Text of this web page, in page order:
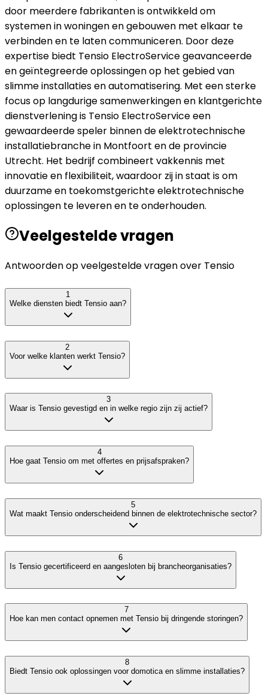
door meerdere fabrikanten is ontwikkeld om
systemen in woningen en gebouwen met elkaar te
verbinden en te laten communiceren. Door deze
expertise biedt Tensio ElectroService geavanceerde
en geïntegreerde oplossingen op het gebied van
slimme installaties en automatisering. Met een sterke
focus op langdurige samenwerkingen en klantgerichte
dienstverlening is Tensio ElectroService een
gewaardeerde speler binnen de elektrotechnische
installatiebranche in Montfoort en de provincie
Utrecht. Het bedrijf combineert vakkennis met
innovatie en flexibiliteit, waardoor zij in staat is om
duurzame en toekomstgerichte elektrotechnische
oplossingen te leveren en te onderhouden.
Veelgestelde vragen
Antwoorden op veelgestelde vragen over Tensio
1
Welke diensten biedt Tensio aan?
2
Voor welke klanten werkt Tensio?
3
Waar is Tensio gevestigd en in welke regio zijn zij actief?
4
Hoe gaat Tensio om met offertes en prijsafspraken?
5
Wat maakt Tensio onderscheidend binnen de elektrotechnische sector?
6
Is Tensio gecertificeerd en aangesloten bij brancheorganisaties?
7
Hoe kan men contact opnemen met Tensio bij dringende storingen?
8
Biedt Tensio ook oplossingen voor domotica en slimme installaties?